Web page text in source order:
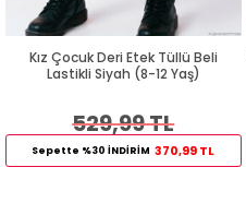
Kız Çocuk Deri Etek Tüllü Beli
Lastikli Siyah (8-12 Yaş)
529,99 TL
Sepette %30 İNDİRİM 370,99 TL